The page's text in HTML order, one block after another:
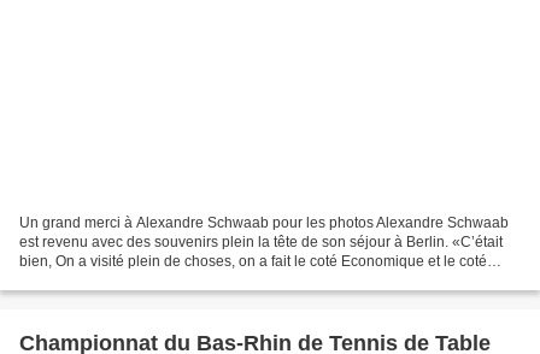
Un grand merci à Alexandre Schwaab pour les photos Alexandre Schwaab
est revenu avec des souvenirs plein la tête de son séjour à Berlin. «C’était
bien, On a visité plein de choses, on a fait le coté Economique et le coté
Championnat du Bas-Rhin de Tennis de Table